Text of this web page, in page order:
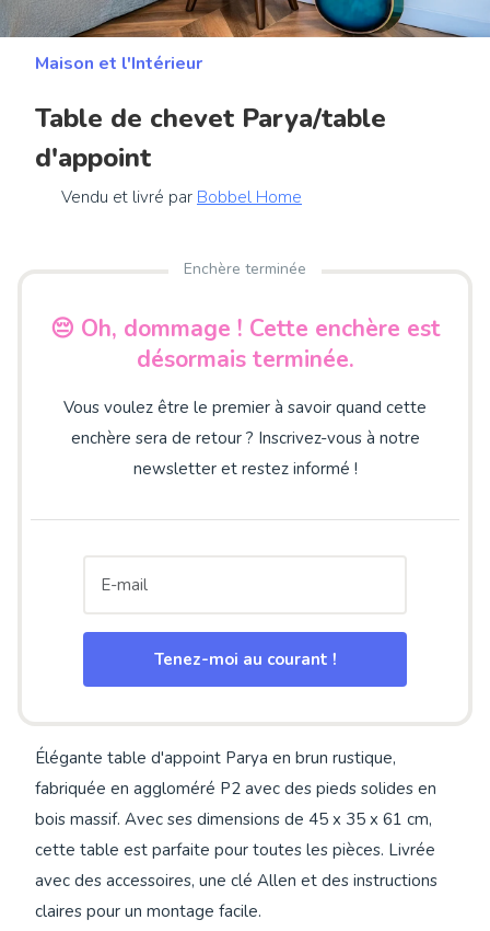
Maison et l'Intérieur
Table de chevet Parya/table
d'appoint
Vendu et livré par Bobbel Home
Enchère terminée
😔 Oh, dommage ! Cette enchère est
désormais terminée.
Vous voulez être le premier à savoir quand cette
enchère sera de retour ? Inscrivez-vous à notre
newsletter et restez informé !
Tenez-moi au courant !
Élégante table d'appoint Parya en brun rustique,
fabriquée en aggloméré P2 avec des pieds solides en
bois massif. Avec ses dimensions de 45 x 35 x 61 cm,
cette table est parfaite pour toutes les pièces. Livrée
avec des accessoires, une clé Allen et des instructions
claires pour un montage facile.